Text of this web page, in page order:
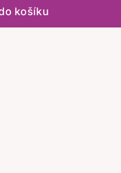
papírkošíku